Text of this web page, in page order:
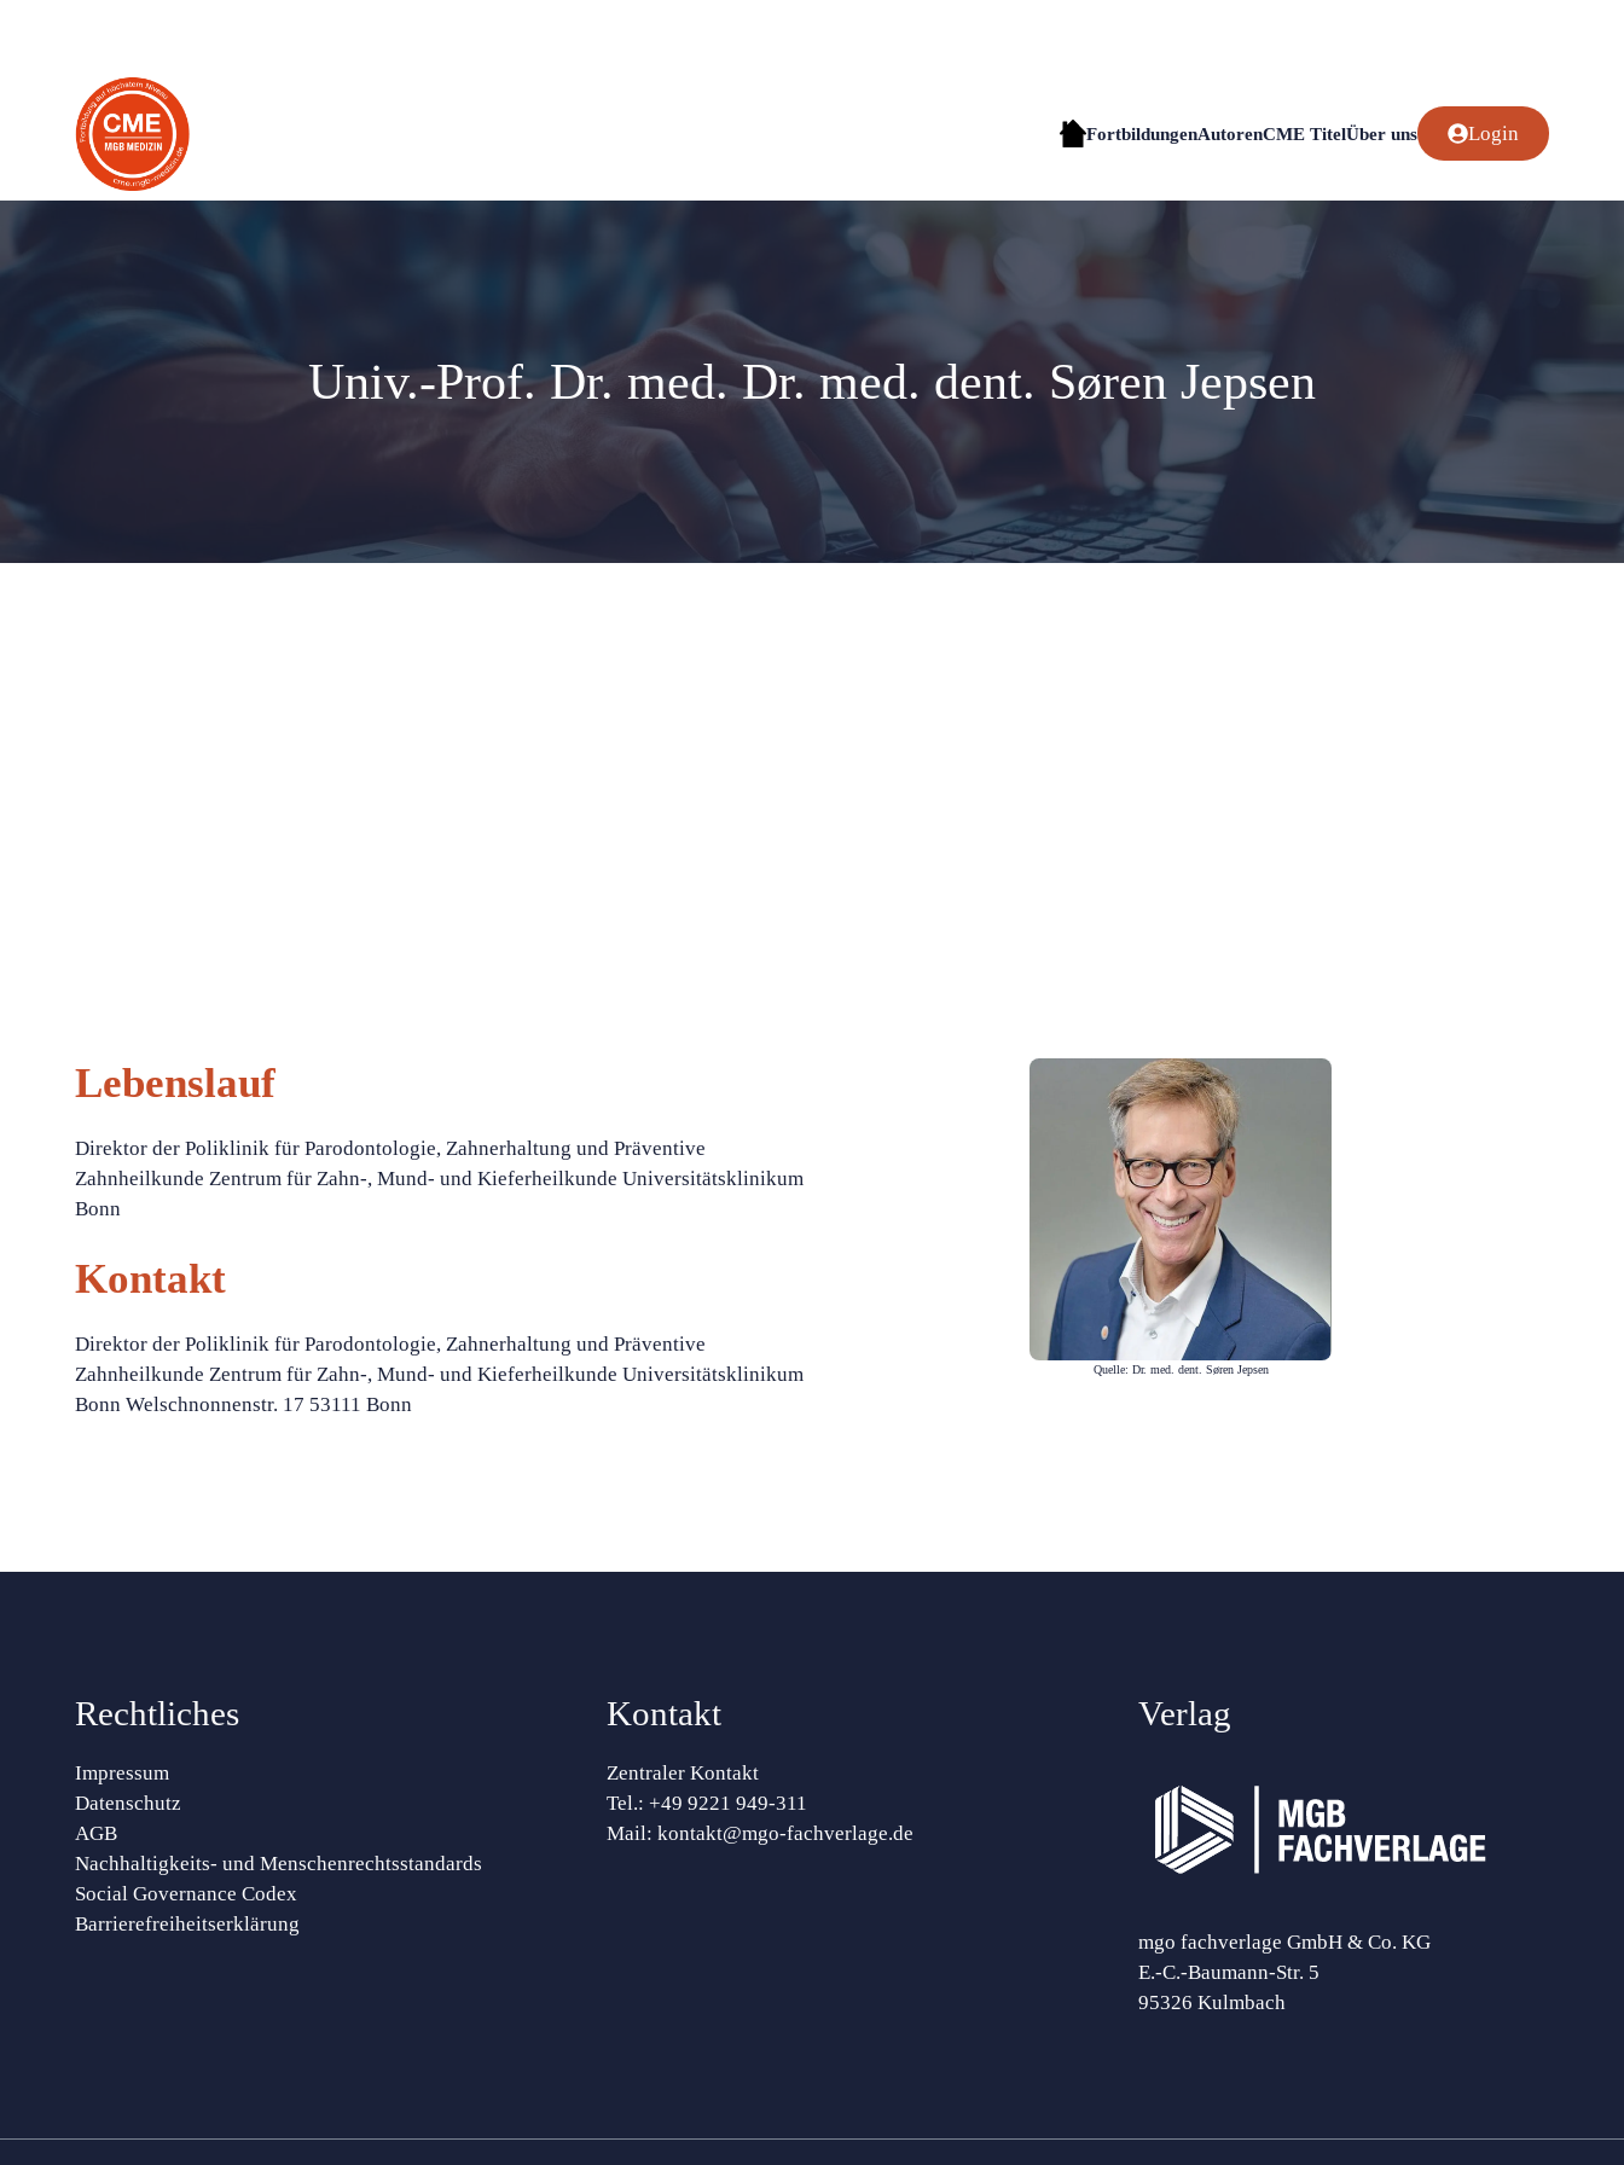
FortbildungenAutorenCME TitelÜber uns Login
Univ.-Prof. Dr. med. Dr. med. dent. Søren Jepsen
Quelle: Dr. med. dent. Søren Jepsen
Lebenslauf
Direktor der Poliklinik für Parodontologie, Zahnerhaltung und Präventive
Zahnheilkunde Zentrum für Zahn-, Mund- und Kieferheilkunde Universitätsklinikum
Bonn
Kontakt
Direktor der Poliklinik für Parodontologie, Zahnerhaltung und Präventive
Zahnheilkunde Zentrum für Zahn-, Mund- und Kieferheilkunde Universitätsklinikum
Bonn Welschnonnenstr. 17 53111 Bonn
Rechtliches
Impressum
Datenschutz
AGB
Nachhaltigkeits- und Menschenrechtsstandards
Social Governance Codex
Barrierefreiheitserklärung
Kontakt
Zentraler Kontakt
Tel.: +49 9221 949-311
Mail: kontakt@mgo-fachverlage.de
Verlag
mgo fachverlage GmbH & Co. KG
E.-C.-Baumann-Str. 5
95326 Kulmbach